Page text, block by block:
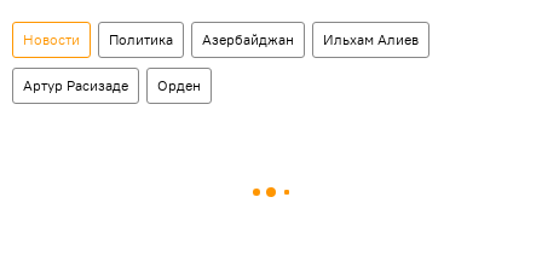
Новости Политика Азербайджан Ильхам Алиев
Артур Расизаде Орден